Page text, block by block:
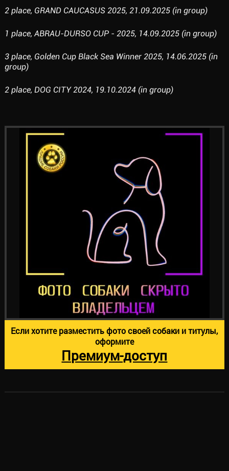
2 place, GRAND CAUCASUS 2025, 21.09.2025 (in group)
1 place, ABRAU-DURSO CUP - 2025, 14.09.2025 (in group)
3 place, Golden Cup Black Sea Winner 2025, 14.06.2025 (in
group)
2 place, DOG CITY 2024, 19.10.2024 (in group)
Если хотите разместить фото своей собаки и титулы,
оформите
Премиум-доступ